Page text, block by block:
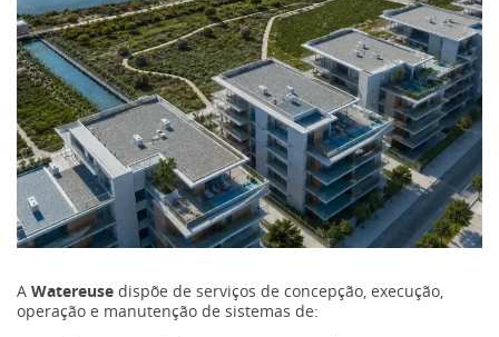
A Watereuse dispõe de serviços de concepção, execução,
operação e manutenção de sistemas de: